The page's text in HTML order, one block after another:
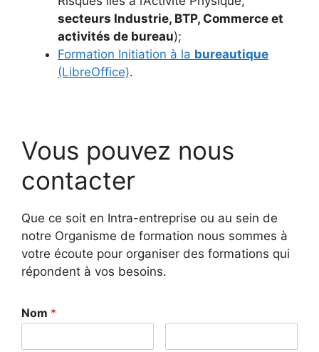
secteurs Industrie, BTP, Commerce et
activités de bureau);
Formation Initiation à la bureautique
(LibreOffice).
Vous pouvez nous
contacter
Que ce soit en Intra-entreprise ou au sein de
notre Organisme de formation nous sommes à
votre écoute pour organiser des formations qui
répondent à vos besoins.
Nom *